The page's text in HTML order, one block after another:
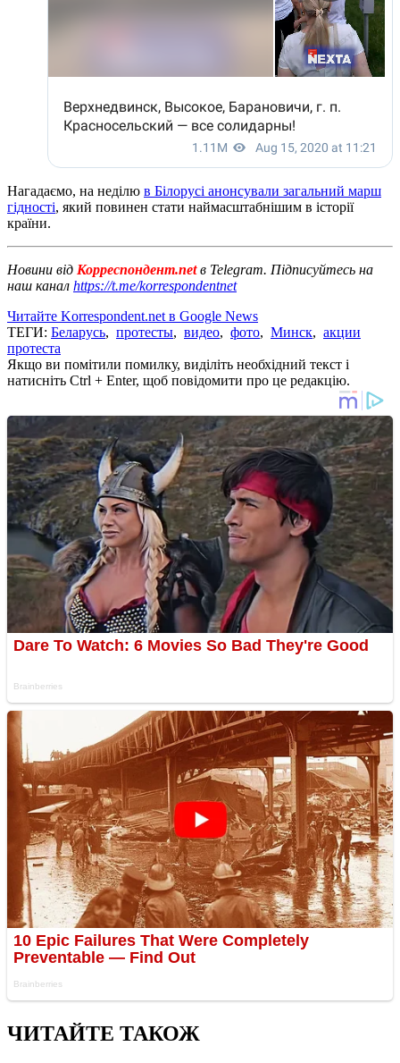
Нагадаємо, на неділю в Білорусі анонсували загальний марш
гідності, який повинен стати наймасштабнішим в історії
країни.
Новини від Корреспондент.netв Telegram. Підписуйтесь на
наш канал https://t.me/korrespondentnet
Читайте Korrespondent.net в Google News
ТЕГИ: Беларусь, протесты, видео, фото, Минск, акции
протеста
Якщо ви помітили помилку, виділіть необхідний текст і
натисніть Ctrl + Enter, щоб повідомити про це редакцію.
ЧИТАЙТЕ ТАКОЖ